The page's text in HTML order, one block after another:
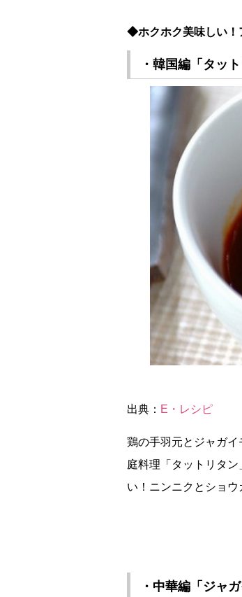
◆ホクホク美味しい！
・韓国編「タット
出典： E・レシピ
鶏の手羽元とジャガ
庭料理「タットリタ
い！ニンニクとショウ
・中華編「ジャ